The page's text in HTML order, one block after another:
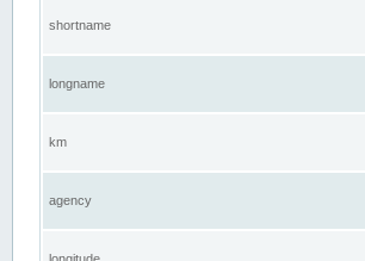
shortname
longname
km
agency